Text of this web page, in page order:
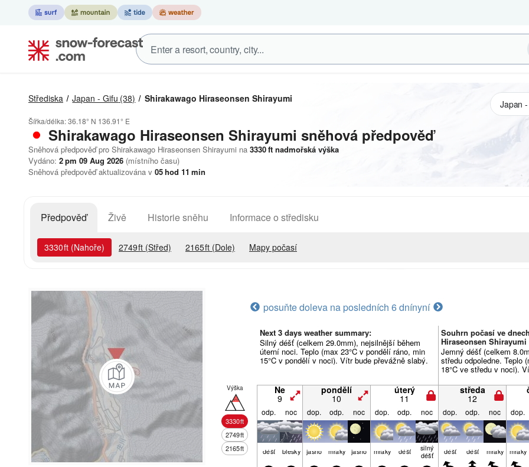
Střediska Japan - Gifu (38) Shirakawago Hiraseonsen Shirayumi
Šířka/délka:36.18° N 136.91° E
Shirakawago Hiraseonsen Shirayumi sněhová předpověď
Sněhová předpověď pro Shirakawago Hiraseonsen Shirayumi na 3330ft nadmořská výška
Vydáno: 2 pm 09 Aug 2026 (místního času)
Sněhová předpověď aktualizována v 05hod 11 min
Předpověď Živě Historie sněhu Informace o středisku
3330ft (Nahoře) 2749ft (Střed) 2165ft (Dole) Mapy počasí
posuňte doleva na posledních 6 dnínyní
Next 3 days weather summary:
Silný déšť (celkem 29.0mm), nejsilnější během
úterní noci. Teplo (max 23°C v pondělí ráno, min
15°C v pondělí v noci). Vítr bude převážně slabý.
Souhrn počasí ve
Hiraseonsen Shirayumi
Jemný déšť (celkem
středu odpoledne. Teplo
18°C ve středu v noci).
Výška
3330ft
2749ft
2165ft
Ne
9
pondělí
10
úterý
11
středa
12
odp. noc dop. odp. noc dop. odp. noc dop. odp. noc dop.
déšť blesky jasno mraky jasno mraky déšť silný
déšť déšť déšť mraky mraky